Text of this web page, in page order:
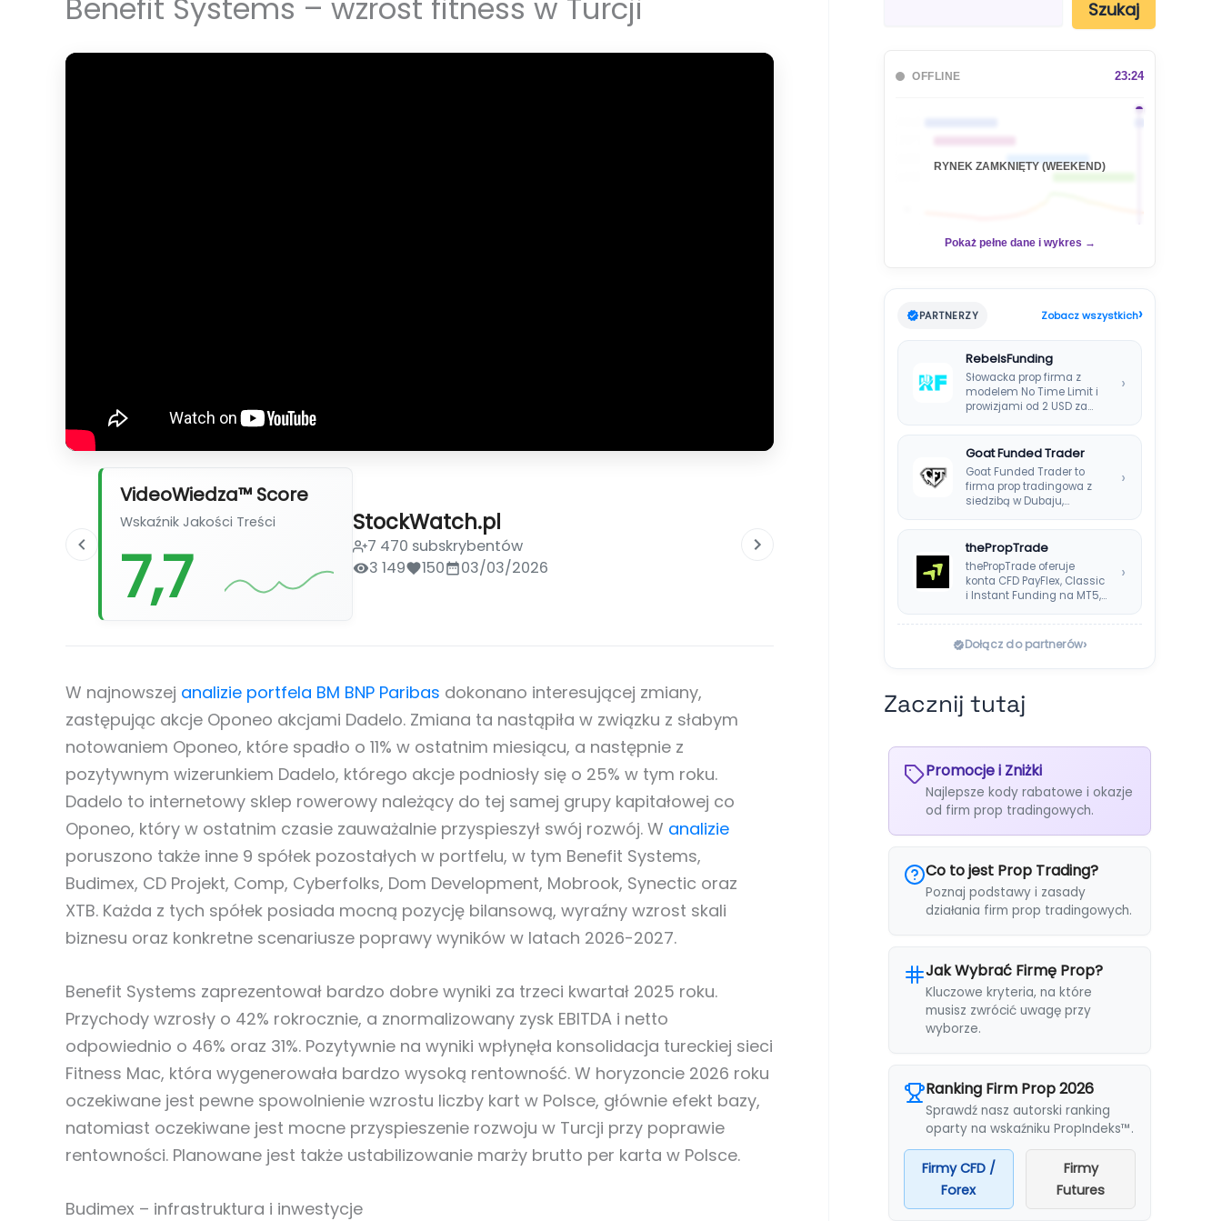
Benefit Systems – wzrost fitness w Turcji
VideoWiedza™ Score
Wskaźnik Jakości Treści
7,7
StockWatch.pl
7 470 subskrybentów
3 149
150 03/03/2026
W najnowszej analizie portfela BM BNP Paribas dokonano interesującej zmiany,
zastępując akcje Oponeo akcjami Dadelo. Zmiana ta nastąpiła w związku z słabym
notowaniem Oponeo, które spadło o 11% w ostatnim miesiącu, a następnie z
pozytywnym wizerunkiem Dadelo, którego akcje podniosły się o 25% w tym roku.
Dadelo to internetowy sklep rowerowy należący do tej samej grupy kapitałowej co
Oponeo, który w ostatnim czasie zauważalnie przyspieszył swój rozwój. W analizie
poruszono także inne 9 spółek pozostałych w portfelu, w tym Benefit Systems,
Budimex, CD Projekt, Comp, Cyberfolks, Dom Development, Mobrook, Synectic oraz
XTB. Każda z tych spółek posiada mocną pozycję bilansową, wyraźny wzrost skali
biznesu oraz konkretne scenariusze poprawy wyników w latach 2026-2027.
Benefit Systems zaprezentował bardzo dobre wyniki za trzeci kwartał 2025 roku.
Przychody wzrosły o 42% rokrocznie, a znormalizowany zysk EBITDA i netto
odpowiednio o 46% oraz 31%. Pozytywnie na wyniki wpłynęła konsolidacja tureckiej sieci
Fitness Mac, która wygenerowała bardzo wysoką rentowność. W horyzoncie 2026 roku
oczekiwane jest pewne spowolnienie wzrostu liczby kart w Polsce, głównie efekt bazy,
natomiast oczekiwane jest mocne przyspieszenie rozwoju w Turcji przy poprawie
rentowności. Planowane jest także ustabilizowanie marży brutto per karta w Polsce.
Budimex – infrastruktura i inwestycje
Szukaj
OFFLINE 23:24
RYNEK ZAMKNIĘTY (WEEKEND)
Pokaż pełne dane i wykres →
PARTNERZY Zobacz wszystkich›
RebelsFunding
Słowacka prop firma z
modelem No Time Limit i
prowizjami od 2 USD za…
›
Goat Funded Trader
Goat Funded Trader to
firma prop tradingowa z
siedzibą w Dubaju,
›
thePropTrade
thePropTrade oferuje
konta CFD PayFlex, Classic
i Instant Funding na MT5,
›
Dołącz do partnerów›
Zacznij tutaj
Promocje i Zniżki
Najlepsze kody rabatowe i okazje
od firm prop tradingowych.
Co to jest Prop Trading?
Poznaj podstawy i zasady
działania firm prop tradingowych.
Jak Wybrać Firmę Prop?
Kluczowe kryteria, na które
musisz zwrócić uwagę przy
wyborze.
Ranking Firm Prop 2026
Sprawdź nasz autorski ranking
oparty na wskaźniku PropIndeks™.
Firmy CFD /
Forex
Firmy
Futures